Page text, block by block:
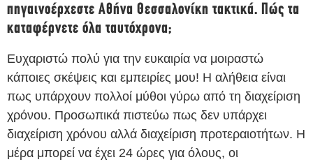
πηγαινοέρχεστε Αθήνα Θεσσαλονίκη τακτικά. Πώς τα
καταφέρνετε όλα ταυτόχρονα;
Ευχαριστώ πολύ για την ευκαιρία να μοιραστώ
κάποιες σκέψεις και εμπειρίες μου! Η αλήθεια είναι
πως υπάρχουν πολλοί μύθοι γύρω από τη διαχείριση
χρόνου. Προσωπικά πιστεύω πως δεν υπάρχει
διαχείριση χρόνου αλλά διαχείριση προτεραιοτήτων. Η
μέρα μπορεί να έχει 24 ώρες για όλους, οι